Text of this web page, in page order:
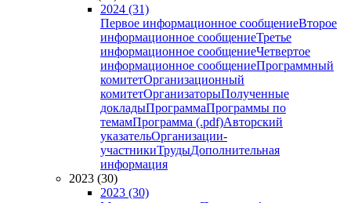
2024 (31)
Первое информационное сообщениеВторое
информационное сообщениеТретье
информационное сообщениеЧетвертое
информационное сообщениеПрограммный
комитетОрганизационный
комитетОрганизаторыПолученные
докладыПрограммаПрограммы по
темамПрограмма (.pdf)Авторский
указательОрганизации-
участникиТрудыДополнительная
информация
2023 (30)
2023 (30)